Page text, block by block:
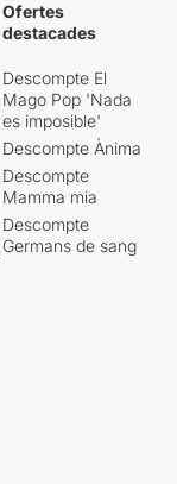
Ofertes
destacades
Descompte El
Mago Pop 'Nada
es imposible'
Descompte Ànima
Descompte
Mamma mia
Descompte
Germans de sang